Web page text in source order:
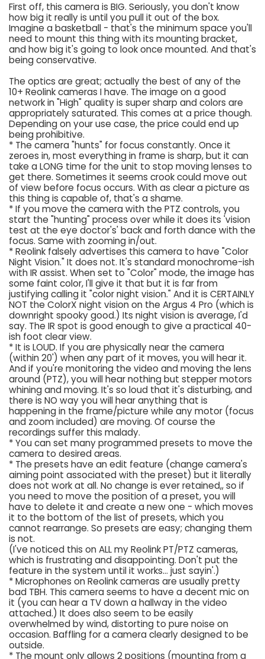
First off, this camera is BIG. Seriously, you don't know
how big it really is until you pull it out of the box.
Imagine a basketball - that's the minimum space you'll
need to mount this thing with its mounting bracket,
and how big it's going to look once mounted. And that's
being conservative.
The optics are great; actually the best of any of the
10+ Reolink cameras I have. The image on a good
network in "High" quality is super sharp and colors are
appropriately saturated. This comes at a price though.
Depending on your use case, the price could end up
being prohibitive.
* The camera "hunts" for focus constantly. Once it
zeroes in, most everything in frame is sharp, but it can
take a LONG time for the unit to stop moving lenses to
get there. Sometimes it seems crook could move out
of view before focus occurs. With as clear a picture as
this thing is capable of, that's a shame.
* If you move the camera with the PTZ controls, you
start the "hunting" process over while it does its 'vision
test at the eye doctor's' back and forth dance with the
focus. Same with zooming in/out.
* Reolink falsely advertises this camera to have "Color
Night Vision." It does not. It's standard monochrome-ish
with IR assist. When set to "Color" mode, the image has
some faint color, I'll give it that but it is far from
justifying calling it "color night vision." And it is CERTAINLY
NOT the ColorX night vision on the Argus 4 Pro (which is
downright spooky good.) Its night vision is average, I'd
say. The IR spot is good enough to give a practical 40-
ish foot clear view.
* It is LOUD. If you are physically near the camera
(within 20') when any part of it moves, you will hear it.
And if you're monitoring the video and moving the lens
around (PTZ), you will hear nothing but stepper motors
whining and moving. It's so loud that it's disturbing, and
there is NO way you will hear anything that is
happening in the frame/picture while any motor (focus
and zoom included) are moving. Of course the
recordings suffer this malady.
* You can set many programmed presets to move the
camera to desired areas.
* The presets have an edit feature (change camera's
aiming point associated with the preset) but it literally
does not work at all. No change is ever retained,, so if
you need to move the position of a preset, you will
have to delete it and create a new one - which moves
it to the bottom of the list of presets, which you
cannot rearrange. So presets are easy; changing them
is not.
(I've noticed this on ALL my Reolink PT/PTZ cameras,
which is frustrating and disappointing. Don't put the
feature in the system until it works... just sayin'.)
* Microphones on Reolink cameras are usually pretty
bad TBH. This camera seems to have a decent mic on
it (you can hear a TV down a hallway in the video
attached.) It does also seem to be easily
overwhelmed by wind, distorting to pure noise on
occasion. Baffling for a camera clearly designed to be
outside.
* The mount only allows 2 positions (mounting from a